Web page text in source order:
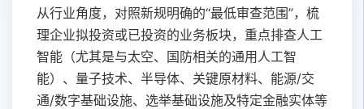
从行业角度，对照新规明确的“最低审查范围”，梳
理企业拟投资或已投资的业务板块，重点排查人工
智能（尤其是与太空、国防相关的通用人工智
能）、量子技术、半导体、关键原材料、能源/交
通/数字基础设施、选举基础设施及特定金融实体等